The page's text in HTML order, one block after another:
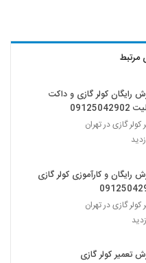
مرتبط
رایگان کولر گازی و داکت
کولر گازی در تهران
رایگان و کارآموزی کولر گازی
کولر گازی در تهران
تعمیر کولر گازی